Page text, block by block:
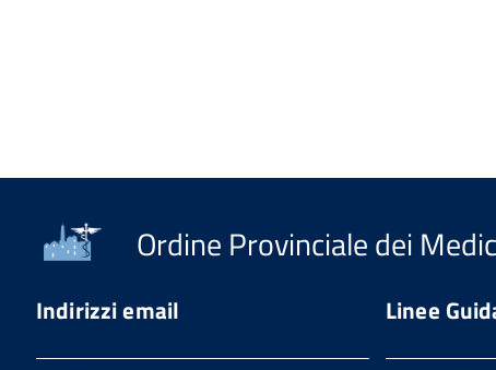
Ordine Provinciale dei
Indirizzi email Linee